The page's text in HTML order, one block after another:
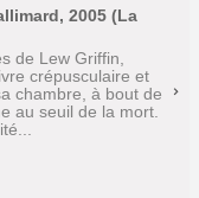
2005 (La
de Lew Griffin,
crépusculaire et
chambre, à bout de
au seuil de la mort.